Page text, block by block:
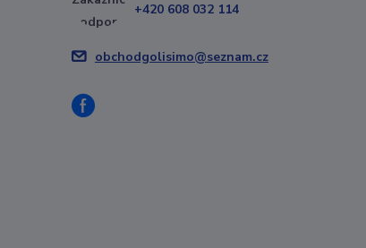
+420 608 032 114
obchodgolisimo@seznam.cz